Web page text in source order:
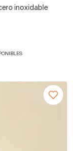
inoxidable